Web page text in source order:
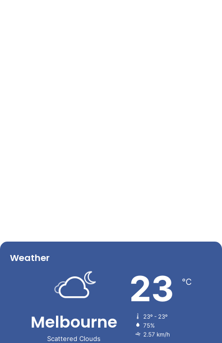
Weather
Melbourne
Scattered Clouds
23 ℃
23º - 23º
75%
2.57 km/h